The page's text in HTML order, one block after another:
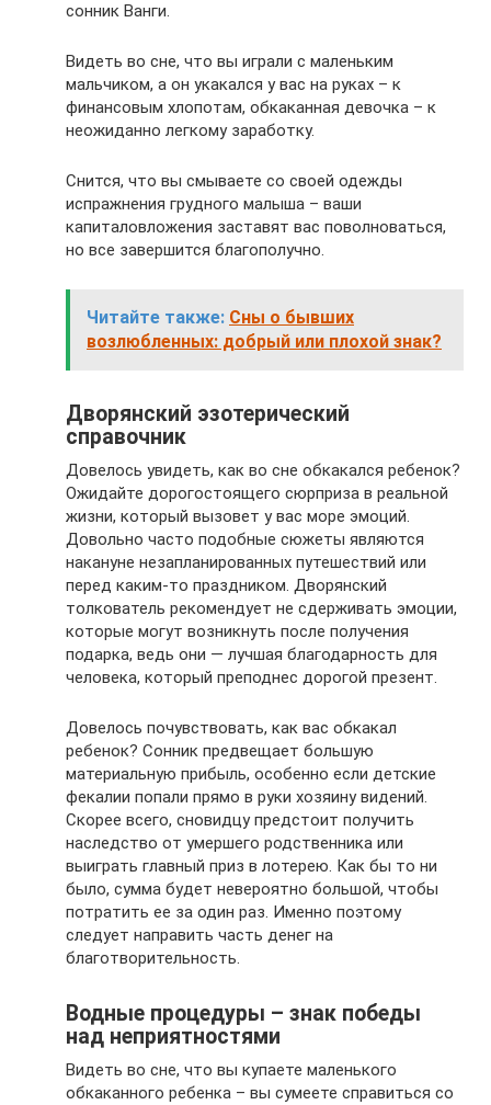
сонник Ванги.
Видеть во сне, что вы играли с маленьким
мальчиком, а он укакался у вас на руках – к
финансовым хлопотам, обкаканная девочка – к
неожиданно легкому заработку.
Снится, что вы смываете со своей одежды
испражнения грудного малыша – ваши
капиталовложения заставят вас поволноваться,
но все завершится благополучно.
Читайте также: Сны о бывших
возлюбленных: добрый или плохой знак?
Дворянский эзотерический
справочник
Довелось увидеть, как во сне обкакался ребенок?
Ожидайте дорогостоящего сюрприза в реальной
жизни, который вызовет у вас море эмоций.
Довольно часто подобные сюжеты являются
накануне незапланированных путешествий или
перед каким-то праздником. Дворянский
толкователь рекомендует не сдерживать эмоции,
которые могут возникнуть после получения
подарка, ведь они — лучшая благодарность для
человека, который преподнес дорогой презент.
Довелось почувствовать, как вас обкакал
ребенок? Сонник предвещает большую
материальную прибыль, особенно если детские
фекалии попали прямо в руки хозяину видений.
Скорее всего, сновидцу предстоит получить
наследство от умершего родственника или
выиграть главный приз в лотерею. Как бы то ни
было, сумма будет невероятно большой, чтобы
потратить ее за один раз. Именно поэтому
следует направить часть денег на
благотворительность.
Водные процедуры – знак победы
над неприятностями
Видеть во сне, что вы купаете маленького
обкаканного ребенка – вы сумеете справиться со